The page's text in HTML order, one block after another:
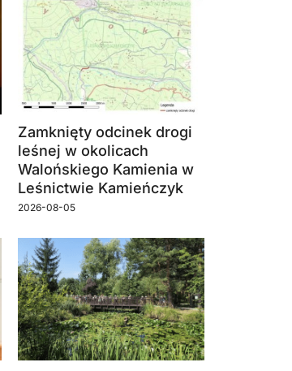
Zamknięty odcinek drogi
leśnej w okolicach
Walońskiego Kamienia w
Leśnictwie Kamieńczyk
2026-08-05